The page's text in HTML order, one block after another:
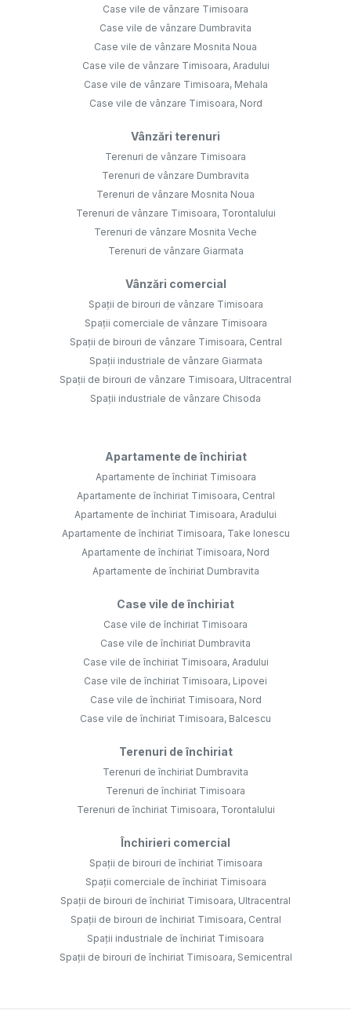
Case vile de vânzare Timisoara
Case vile de vânzare Dumbravita
Case vile de vânzare Mosnita Noua
Case vile de vânzare Timisoara, Aradului
Case vile de vânzare Timisoara, Mehala
Case vile de vânzare Timisoara, Nord
Vânzări terenuri
Terenuri de vânzare Timisoara
Terenuri de vânzare Dumbravita
Terenuri de vânzare Mosnita Noua
Terenuri de vânzare Timisoara, Torontalului
Terenuri de vânzare Mosnita Veche
Terenuri de vânzare Giarmata
Vânzări comercial
Spații de birouri de vânzare Timisoara
Spații comerciale de vânzare Timisoara
Spații de birouri de vânzare Timisoara, Central
Spații industriale de vânzare Giarmata
Spații de birouri de vânzare Timisoara, Ultracentral
Spații industriale de vânzare Chisoda
Apartamente de închiriat
Apartamente de închiriat Timisoara
Apartamente de închiriat Timisoara, Central
Apartamente de închiriat Timisoara, Aradului
Apartamente de închiriat Timisoara, Take Ionescu
Apartamente de închiriat Timisoara, Nord
Apartamente de închiriat Dumbravita
Case vile de închiriat
Case vile de închiriat Timisoara
Case vile de închiriat Dumbravita
Case vile de închiriat Timisoara, Aradului
Case vile de închiriat Timisoara, Lipovei
Case vile de închiriat Timisoara, Nord
Case vile de închiriat Timisoara, Balcescu
Terenuri de închiriat
Terenuri de închiriat Dumbravita
Terenuri de închiriat Timisoara
Terenuri de închiriat Timisoara, Torontalului
Închirieri comercial
Spații de birouri de închiriat Timisoara
Spații comerciale de închiriat Timisoara
Spații de birouri de închiriat Timisoara, Ultracentral
Spații de birouri de închiriat Timisoara, Central
Spații industriale de închiriat Timisoara
Spații de birouri de închiriat Timisoara, Semicentral